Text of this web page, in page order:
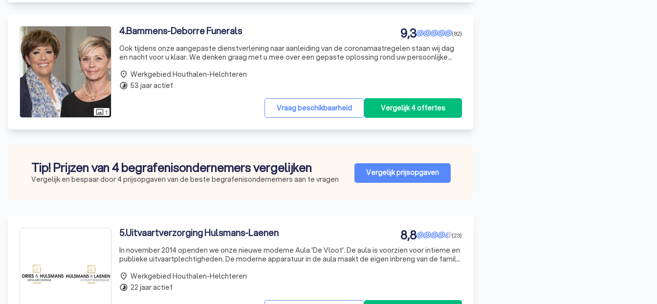
photo_size_select_actual 1
4.Bammens-Deborre Funerals (82)
9,3
Ook tijdens onze aangepaste dienstverlening naar aanleiding van de coronamaatregelen staan wij dag
en nacht voor u klaar. We denken graag met u mee over een gepaste oplossing rond uw persoonlijke
an
Vraag beschikbaarheid Vergelijk 4 offertes
place Werkgebied Houthalen-Helchteren
timelapse 53 jaar actief
Tip! Prijzen van 4 begrafenisondernemers vergelijken
Vergelijk en bespaar door 4 prijsopgaven van de beste begrafenisondernemers aan te vragen
Vergelijk prijsopgaven
5.Uitvaartverzorging Hulsmans-Laenen (23)
8,8
In november 2014 openden we onze nieuwe moderne Aula 'De Vloot'. De aula is voorzien voor intieme en
publieke uitvaartplechtigheden. De moderne apparatuur in de aula maakt de eigen inbreng van de familie
place Werkgebied Houthalen-Helchteren
timelapse 22 jaar actief